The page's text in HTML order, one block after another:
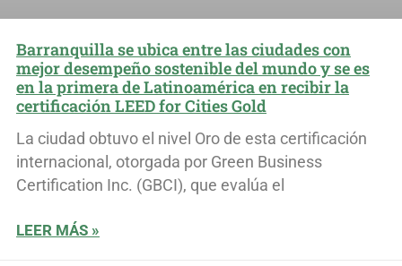
Barranquilla se ubica entre las ciudades con
mejor desempeño sostenible del mundo y se es
en la primera de Latinoamérica en recibir la
certificación LEED for Cities Gold
La ciudad obtuvo el nivel Oro de esta certificación
internacional, otorgada por Green Business
Certification Inc. (GBCI), que evalúa el
LEER MÁS »